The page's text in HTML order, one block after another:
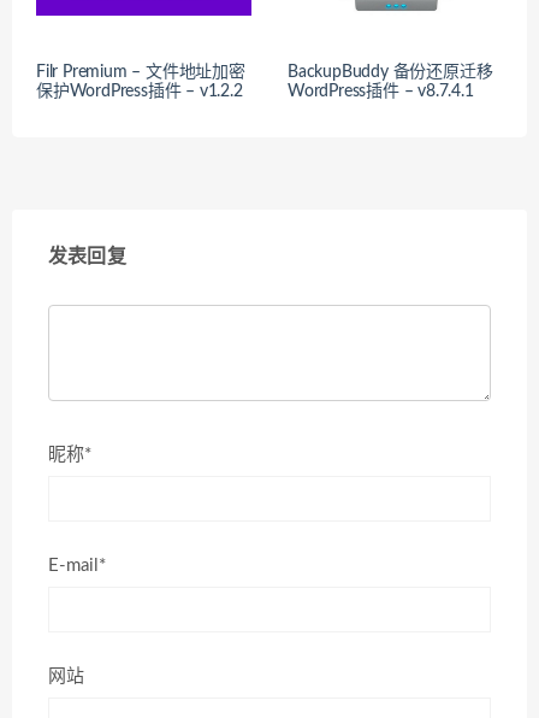
Filr Premium – 文件地址加密
保护WordPress插件 – v1.2.2
BackupBuddy 备份还原迁移
WordPress插件 – v8.7.4.1
发表回复
昵称*
E-mail*
网站